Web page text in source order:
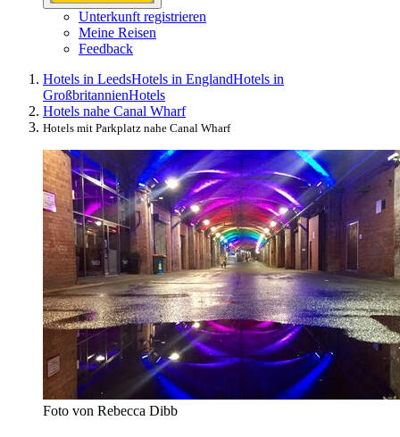
Unterkunft registrieren
Meine Reisen
Feedback
Hotels in LeedsHotels in EnglandHotels in
GroßbritannienHotels
Hotels nahe Canal Wharf
Hotels mit Parkplatz nahe Canal Wharf
Foto von Rebecca Dibb